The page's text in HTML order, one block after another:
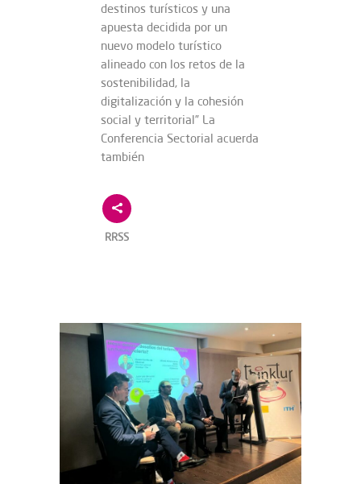
destinos turísticos y una
apuesta decidida por un
nuevo modelo turístico
alineado con los retos de la
sostenibilidad, la
digitalización y la cohesión
social y territorial” La
Conferencia Sectorial acuerda
también
RRSS